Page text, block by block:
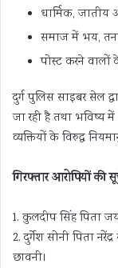
धार्मिक, जातीय
समाज में भय,
पोस्ट करने वालों
दुर्ग पुलिस साइबर सेल
जा रही है तथा भविष्य
व्यक्तियों के विरुद्ध
गिरफ्तार आरोपियों की
1. कुलदीप सिंह पिता जय
2. दुर्गेश सोनी पिता
छावनी।